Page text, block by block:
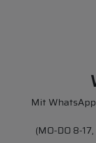
Mit
(MO-DO 8-